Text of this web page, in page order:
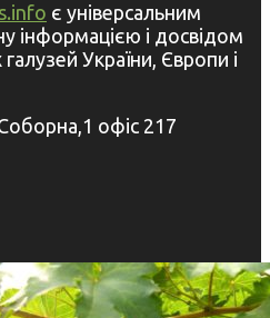
є універсальним
інформацією і досвідом
України, Європи і
офіс 217